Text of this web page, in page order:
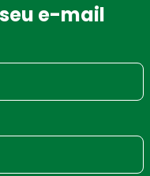
e-mail